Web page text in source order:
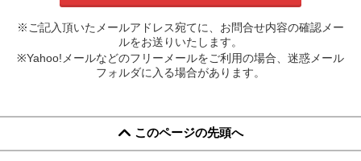
※ご記入頂いたメールアドレス宛てに、お問合せ内容の確認メー
ルをお送りいたします。
※Yahoo!メールなどのフリーメールをご利用の場合、迷惑メール
フォルダに入る場合があります。
このページの先頭へ